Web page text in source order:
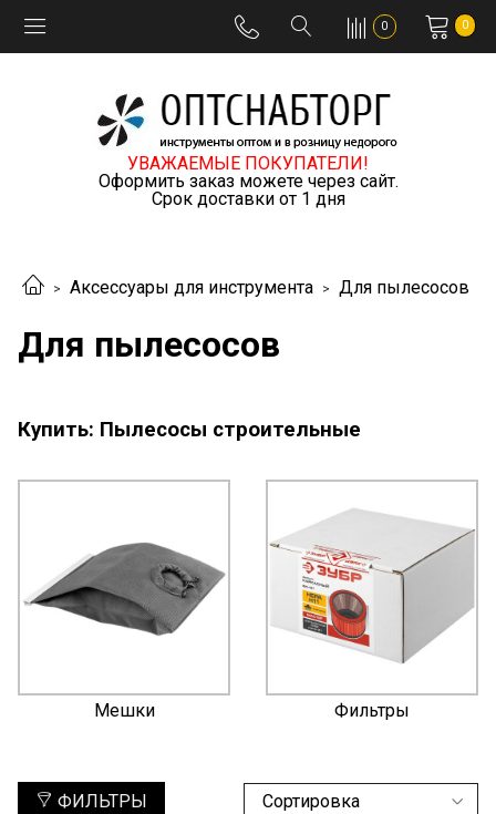
0 0
УВАЖАЕМЫЕ ПОКУПАТЕЛИ!
Оформить заказ можете через сайт.
Срок доставки от 1 дня
Аксессуары для инструмента Для пылесосов
Для пылесосов
Купить: Пылесосы строительные
Мешки Фильтры
ФИЛЬТРЫ